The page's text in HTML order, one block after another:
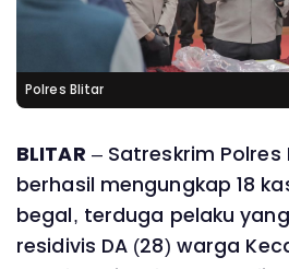
Polres Blitar
BLITAR – Satreskrim
berhasil mengungkap 18
begal, terduga pelaku
residivis DA (28) warga